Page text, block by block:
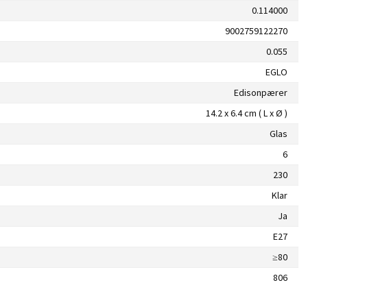
0.114000
9002759122270
0.055
EGLO
Edisonpærer
14.2 x 6.4 cm ( L x Ø )
Glas
6
230
Klar
Ja
E27
≥80
806